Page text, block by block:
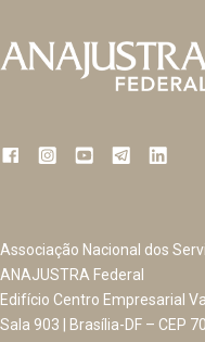
Associação Nacional dos
ANAJUSTRA Federal
Edifício Centro Empresarial
Sala 903 | Brasília-DF – CEP